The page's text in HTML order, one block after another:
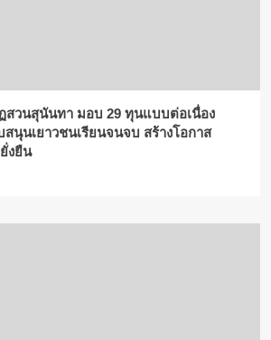
สวนสุนันทา มอบ 29 ทุนแบบต่อเนื่อง
นุนเยาวชนเรียนจนจบ สร้างโอกาส
งยืน